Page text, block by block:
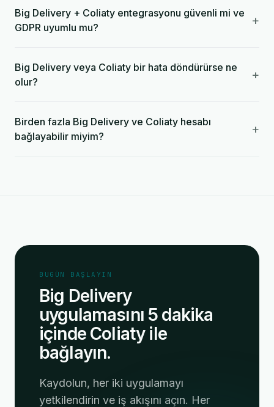
Big Delivery + Coliaty entegrasyonu güvenli mi ve
GDPR uyumlu mu?
+
Big Delivery veya Coliaty bir hata döndürürse ne
olur?
+
Birden fazla Big Delivery ve Coliaty hesabı
bağlayabilir miyim?
+
BUGÜN BAŞLAYIN
Big Delivery
uygulamasını 5 dakika
içinde Coliaty ile
bağlayın.
Kaydolun, her iki uygulamayı
yetkilendirin ve iş akışını açın. Her